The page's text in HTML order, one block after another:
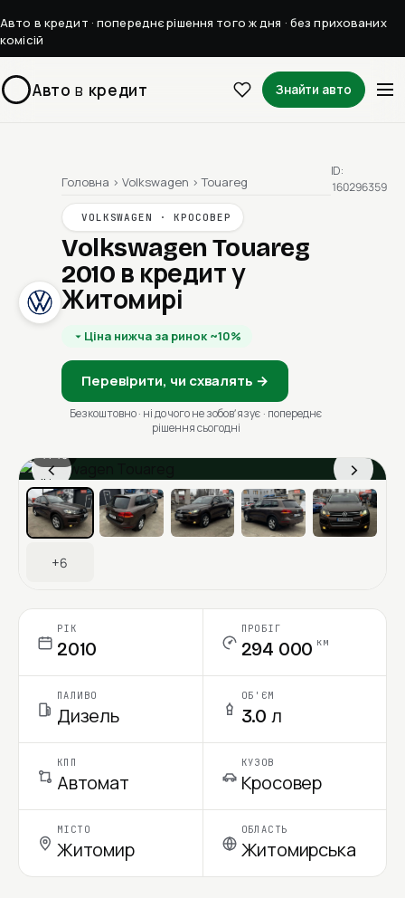
Авто в кредит · попереднє рішення того ж дня · без прихованих
комісій
Авто в кредит Знайти авто
Головна › Volkswagen › Touareg
VOLKSWAGEN · КРОСОВЕР
Volkswagen Touareg
2010 в кредит у
Житомирі
Ціна нижча за ринок ~10%
Перевірити, чи схвалять →
Безкоштовно · ні до чого не зобовʼязує · попереднє
рішення сьогодні
ID:
160296359
‹ ›
1 / 13
Ціна в місяць
+6
РІК
2010
ПРОБІГ
294 000 км
ПАЛИВО
Дизель
ОБ'ЄМ
3.0 л
КПП
Автомат
КУЗОВ
Кросовер
МІСТО
Житомир
ОБЛАСТЬ
Житомирська